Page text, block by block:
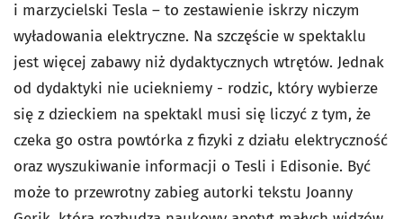
i marzycielski Tesla – to zestawienie iskrzy niczym
wyładowania elektryczne. Na szczęście w spektaklu
jest więcej zabawy niż dydaktycznych wtrętów. Jednak
od dydaktyki nie uciekniemy - rodzic, który wybierze
się z dzieckiem na spektakl musi się liczyć z tym, że
czeka go ostra powtórka z fizyki z działu elektryczność
oraz wyszukiwanie informacji o Tesli i Edisonie. Być
może to przewrotny zabieg autorki tekstu Joanny